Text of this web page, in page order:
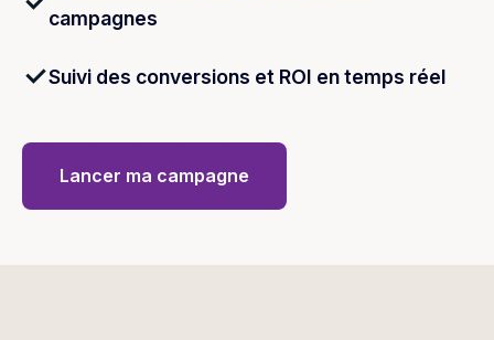
campagnes
Suivi des conversions et ROI en temps réel
Lancer ma campagne